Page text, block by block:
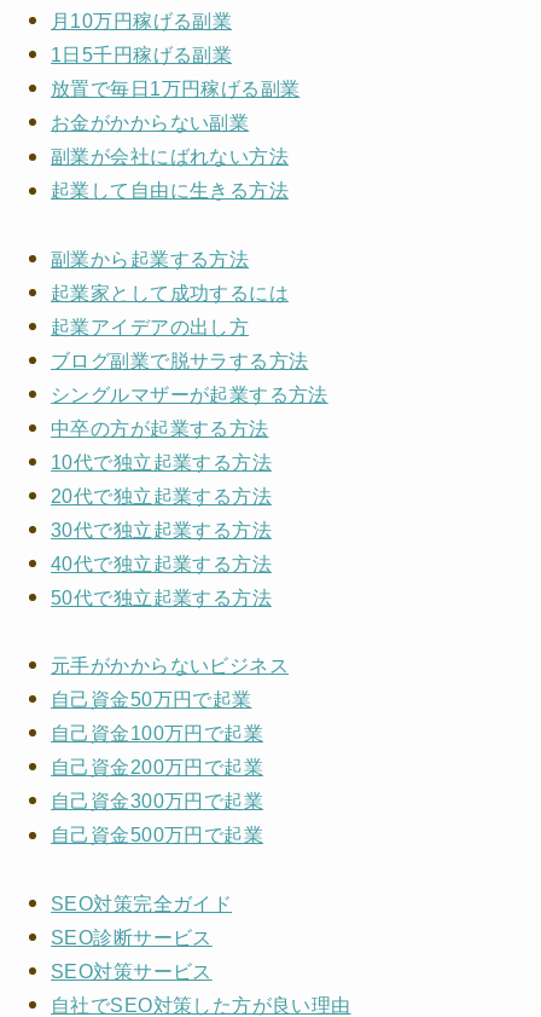
月10万円稼げる副業
1日5千円稼げる副業
放置で毎日1万円稼げる副業
お金がかからない副業
副業が会社にばれない方法
起業して自由に生きる方法
副業から起業する方法
起業家として成功するには
起業アイデアの出し方
ブログ副業で脱サラする方法
シングルマザーが起業する方法
中卒の方が起業する方法
10代で独立起業する方法
20代で独立起業する方法
30代で独立起業する方法
40代で独立起業する方法
50代で独立起業する方法
元手がかからないビジネス
自己資金50万円で起業
自己資金100万円で起業
自己資金200万円で起業
自己資金300万円で起業
自己資金500万円で起業
SEO対策完全ガイド
SEO診断サービス
SEO対策サービス
自社でSEO対策した方が良い理由